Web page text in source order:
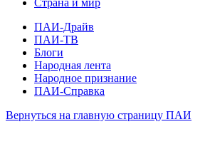
Страна и мир
ПАИ-Драйв
ПАИ-ТВ
Блоги
Народная лента
Народное признание
ПАИ-Справка
Вернуться на главную страницу ПАИ